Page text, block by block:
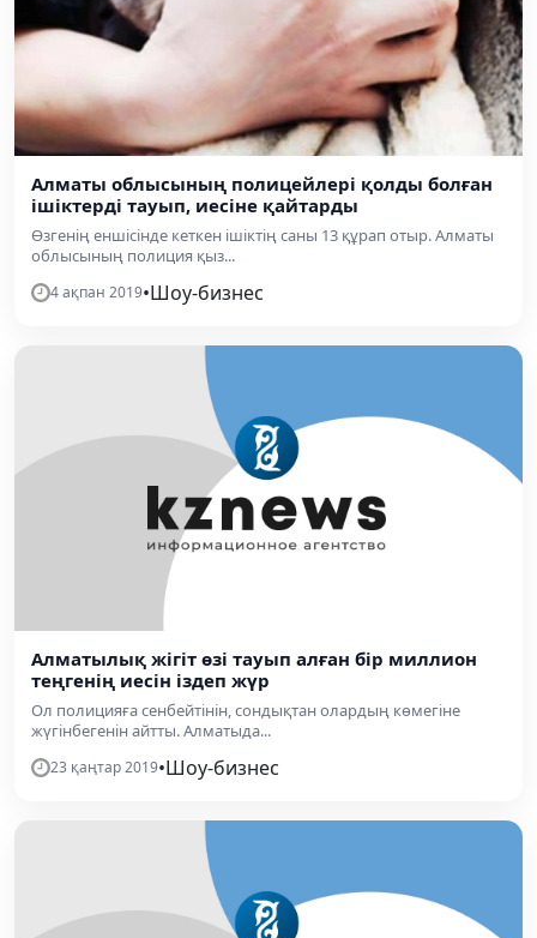
Алматы облысының полицейлері қолды болған
ішіктерді тауып, иесіне қайтарды
Өзгенің еншісінде кеткен ішіктің саны 13 құрап отыр. Алматы
облысының полиция қыз...
4 ақпан 2019•Шоу-бизнес
Алматылық жігіт өзі тауып алған бір миллион
теңгенің иесін іздеп жүр
Ол полицияға сенбейтінін, сондықтан олардың көмегіне
жүгінбегенін айтты. Алматыда...
23 қаңтар 2019•Шоу-бизнес